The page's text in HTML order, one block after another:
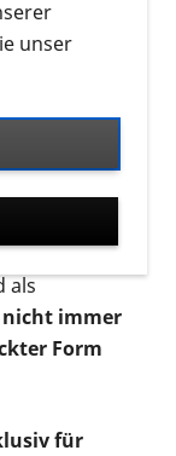
Videos zu
werden in
Variante
als
nicht immer
Form
für
unser